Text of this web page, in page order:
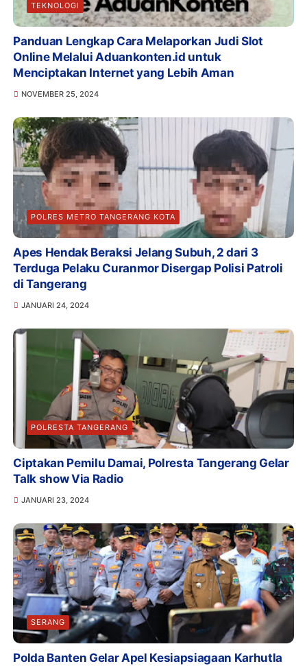
TEKNOLOGI
Panduan Lengkap Cara Melaporkan Judi Slot
Online Melalui Aduankonten.id untuk
Menciptakan Internet yang Lebih Aman
NOVEMBER 25, 2024
POLRES METRO TANGERANG KOTA
Apes Hendak Beraksi Jelang Subuh, 2 dari 3
Terduga Pelaku Curanmor Disergap Polisi Patroli
di Tangerang
JANUARI 24, 2024
POLRESTA TANGERANG
Ciptakan Pemilu Damai, Polresta Tangerang Gelar
Talk show Via Radio
JANUARI 23, 2024
SERANG
Polda Banten Gelar Apel Kesiapsiagaan Karhutla